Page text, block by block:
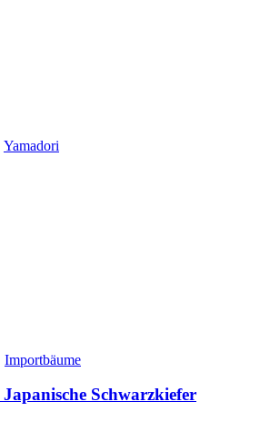
Yamadori
Importbäume
Schwarzkiefer